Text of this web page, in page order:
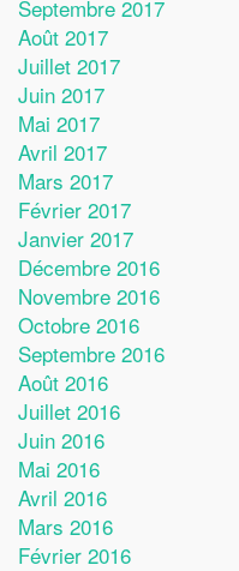
Septembre 2017
Août 2017
Juillet 2017
Juin 2017
Mai 2017
Avril 2017
Mars 2017
Février 2017
Janvier 2017
Décembre 2016
Novembre 2016
Octobre 2016
Septembre 2016
Août 2016
Juillet 2016
Juin 2016
Mai 2016
Avril 2016
Mars 2016
Février 2016